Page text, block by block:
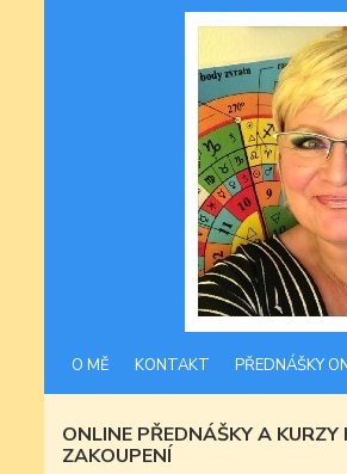
O MĚ KONTAKT PŘEDNÁŠKY
ONLINE PŘEDNÁŠKY A KURZY
ZAKOUPENÍ